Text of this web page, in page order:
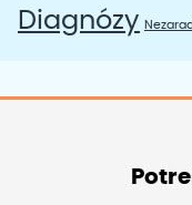
Diagnózy